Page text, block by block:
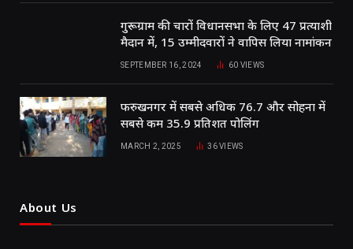
गुरूग्राम की चारों विधानसभा के लिए 47 प्रत्याशी
मैदान में, 15 उम्मीदवारों ने वापिस लिया नामांकन
SEPTEMBER 16, 2024 60 VIEWS
फरुखनगर में सबसे अधिक 76.7 और सोहना में
सबसे कम 35.9 प्रतिशत पोलिंग
MARCH 2, 2025 36VIEWS
About Us